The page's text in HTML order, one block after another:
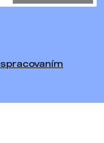
spracovaním